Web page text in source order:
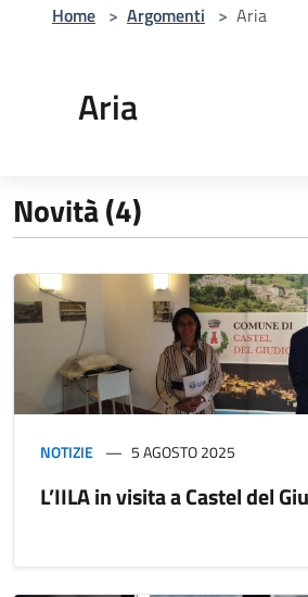
Home > Argomenti > Aria
Aria
Novità (4)
NOTIZIE 5 AGOSTO 2025
L’IILA in visita a Castel del